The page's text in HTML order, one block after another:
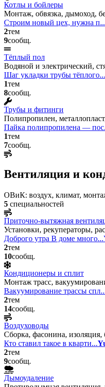
Котлы и бойлеры
Монтаж, обвязка, дымоход,
Строим новый цех, нужна п...
2тем
9сообщ.
Тёплый пол
Водяной и электрический,
Шаг укладки трубы тёплого...
1тем
8сообщ.
Трубы и фитинги
Полипропилен,
Пайка полипропилена —
1тем
7сообщ.
Вентиляция и
ОВиК: воздух, климат,
5 специальностей
Приточно-вытяжная
Установки, рекуператоры,
Доброго утра В доме много...
2тем
10сообщ.
Кондиционеры и сплит
Монтаж трасс,
Вакуумирование трассы
2тем
14сообщ.
Воздуховоды
Сборка, фасонина, изоляция,
Кто ставил такое в кварти...
2тем
9сообщ.
Дымоудаление